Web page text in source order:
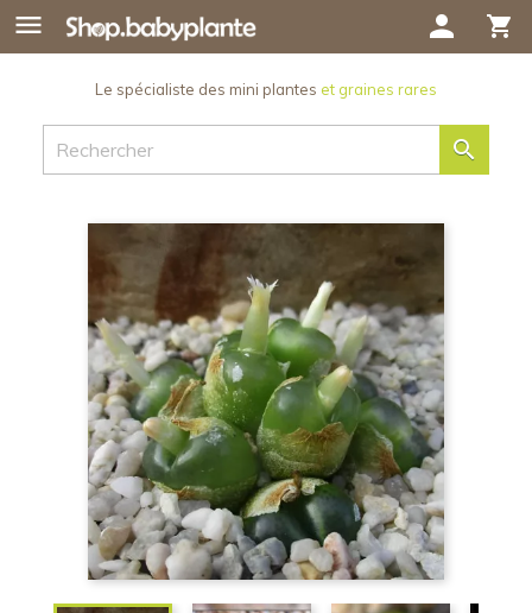
 shopping_cart
person
Le spécialiste des mini plantes et graines rares
